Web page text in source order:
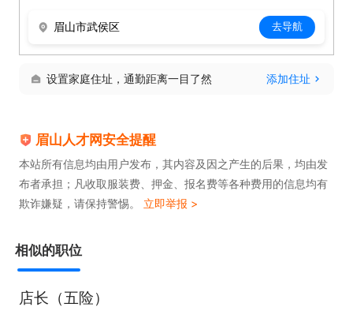
眉山市武侯区 去导航
设置家庭住址，通勤距离一目了然 添加住址
眉山人才网安全提醒
本站所有信息均由用户发布，其内容及因之产生的后果，均由发
布者承担；凡收取服装费、押金、报名费等各种费用的信息均有
欺诈嫌疑，请保持警惕。 立即举报 >
相似的职位
店长（五险）